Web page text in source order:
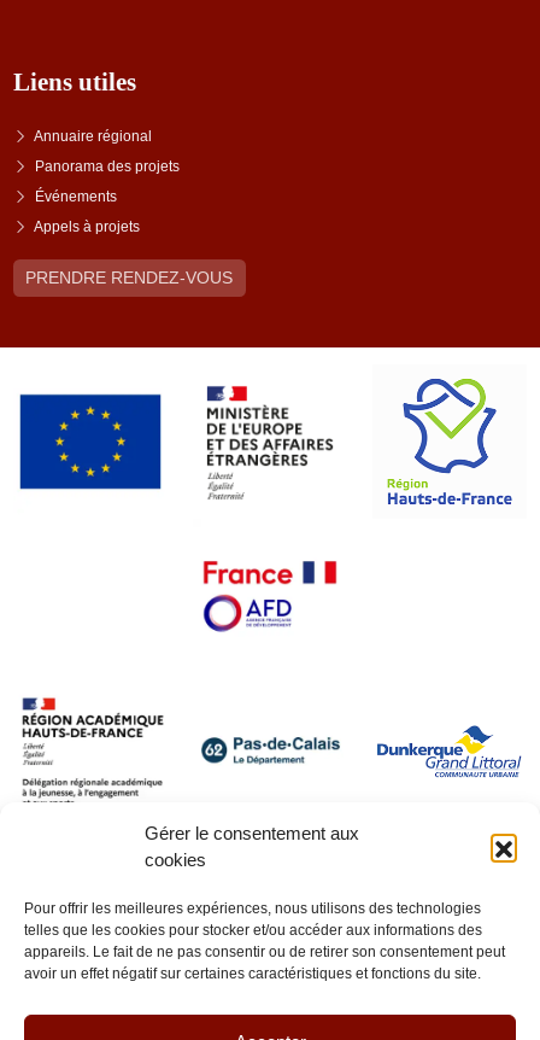
Gérer le consentement aux
cookies
Pour offrir les meilleures expériences, nous utilisons des technologies
telles que les cookies pour stocker et/ou accéder aux informations des
appareils. Le fait de ne pas consentir ou de retirer son consentement peut
avoir un effet négatif sur certaines caractéristiques et fonctions du site.
Liens utiles
Annuaire régional
Panorama des projets
Événements
Appels à projets
PRENDRE RENDEZ-VOUS